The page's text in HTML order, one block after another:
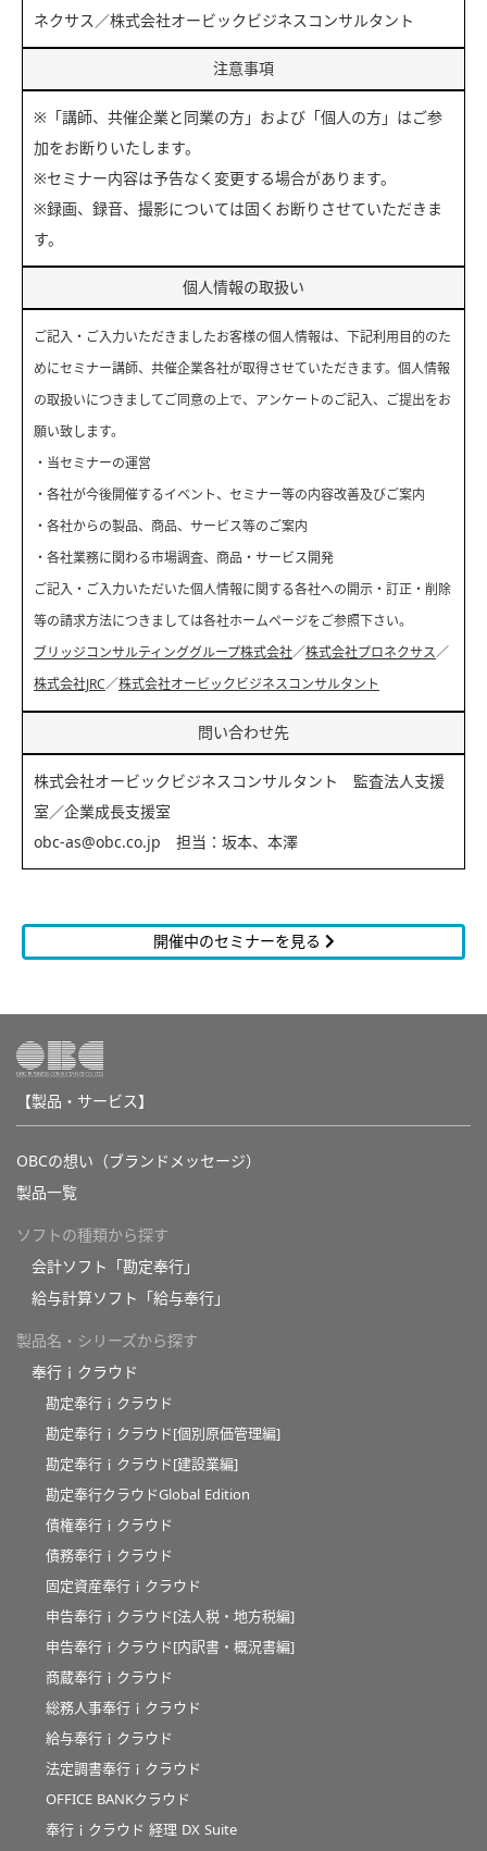
ネクサス／株式会社オービックビジネスコンサルタント
注意事項
※「講師、共催企業と同業の方」および「個人の方」はご参
加をお断りいたします。
※セミナー内容は予告なく変更する場合があります。
※録画、録音、撮影については固くお断りさせていただきま
す。
個人情報の取扱い
ご記入・ご入力いただきましたお客様の個人情報は、下記利用目的のた
めにセミナー講師、共催企業各社が取得させていただきます。個人情報
の取扱いにつきましてご同意の上で、アンケートのご記入、ご提出をお
願い致します。
・当セミナーの運営
・各社が今後開催するイベント、セミナー等の内容改善及びご案内
・各社からの製品、商品、サービス等のご案内
・各社業務に関わる市場調査、商品・サービス開発
ご記入・ご入力いただいた個人情報に関する各社への開示・訂正・削除
等の請求方法につきましては各社ホームページをご参照下さい。
ブリッジコンサルティンググループ株式会社／株式会社プロネクサス ／
株式会社JRC／株式会社オービックビジネスコンサルタント
問い合わせ先
株式会社オービックビジネスコンサルタント 監査法人支援
室／企業成長支援室
obc-as@obc.co.jp 担当：坂本、本澤
開催中のセミナーを見る
【製品・サービス】
OBCの想い（ブランドメッセージ）
製品一覧
ソフトの種類から探す
会計ソフト「勘定奉行」
給与計算ソフト「給与奉行」
製品名・シリーズから探す
奉行ｉクラウド
勘定奉行ｉクラウド
勘定奉行ｉクラウド[個別原価管理編]
勘定奉行ｉクラウド[建設業編]
勘定奉行クラウドGlobal Edition
債権奉行ｉクラウド
債務奉行ｉクラウド
固定資産奉行ｉクラウド
申告奉行ｉクラウド[法人税・地方税編]
申告奉行ｉクラウド[内訳書・概況書編]
商蔵奉行ｉクラウド
総務人事奉行ｉクラウド
給与奉行ｉクラウド
法定調書奉行ｉクラウド
OFFICE BANKクラウド
奉行ｉクラウド 経理 DX Suite